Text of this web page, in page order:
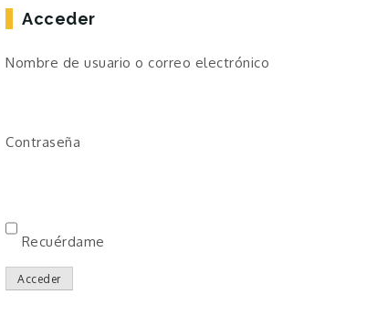
Acceder
Nombre de usuario o correo electrónico
Contraseña
Recuérdame
Acceder